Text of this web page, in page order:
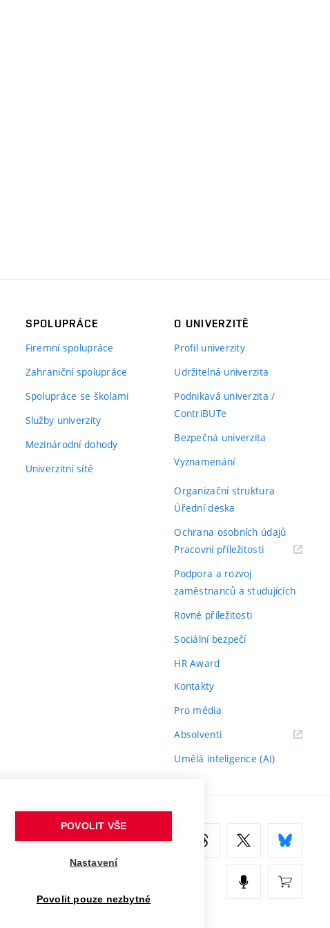
SPOLUPRÁCE
Firemní spolupráce
Zahraniční spolupráce
Spolupráce se školami
Služby univerzity
Mezinárodní dohody
Univerzitní sítě
O UNIVERZITĚ
Profil univerzity
Udržitelná univerzita
Podnikavá univerzita /
ContriBUTe
Bezpečná univerzita
Vyznamenání
Organizační struktura
Úřední deska
Ochrana osobních údajů
Pracovní příležitosti(externí
Podpora a rozvoj
zaměstnanců a studujících
Rovné příležitosti
Sociální bezpečí
HR Award
Kontakty
Pro média
Absolventi(externí
Umělá inteligence (AI)
POVOLIT VŠE
Nastavení
Povolit pouze nezbytné